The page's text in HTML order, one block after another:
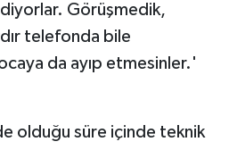
Görüşmedik,
telefonda bile
da ayıp etmesinler.'
olduğu süre içinde teknik